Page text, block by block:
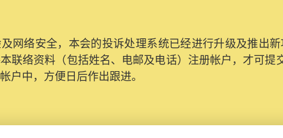
网络安全，本会的投诉处理系统已经进行升级及推出
联络资料（包括姓名、电邮及电话）注册帐户，才可提
户中，方便日后作出跟进。